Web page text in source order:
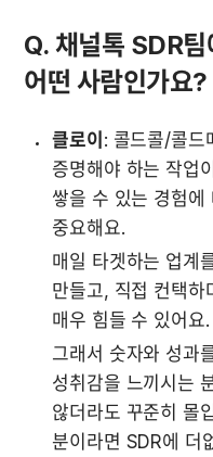
Q. 채널톡 SDR
어떤 사람인가요?
클로이 : 콜드콜/콜드
증명해야 하는 작업
쌓을 수 있는 경험에
중요해요.
매일 타겟하는 업계
만들고, 직접 컨택하
매우 힘들 수 있어요.
그래서 숫자와 성과
성취감을 느끼시는
않더라도 꾸준히 몰
분이라면 SDR에 더